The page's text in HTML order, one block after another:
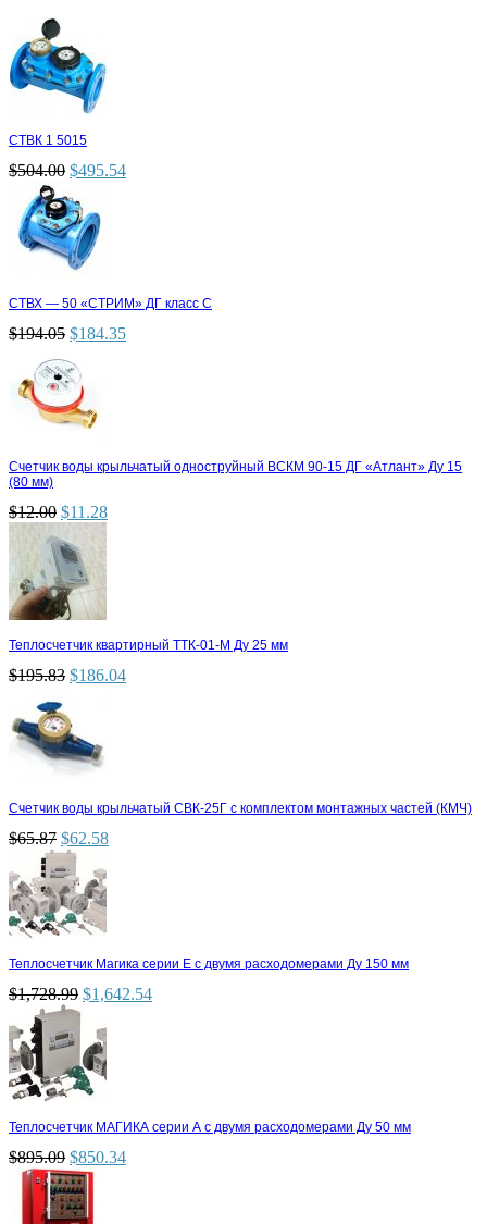
СТВК 1 5015
$504.00 $495.54
СТВХ — 50 «СТРИМ» ДГ класс С
$194.05 $184.35
Счетчик воды крыльчатый одноструйный ВСКМ 90-15 ДГ «Атлант» Ду 15
(80 мм)
$12.00 $11.28
Теплосчетчик квартирный ТТК-01-М Ду 25 мм
$195.83 $186.04
Счетчик воды крыльчатый СВК-25Г с комплектом монтажных частей (КМЧ)
$65.87 $62.58
Теплосчетчик Магика серии Е с двумя расходомерами Ду 150 мм
$1,728.99 $1,642.54
Теплосчетчик МАГИКА серии А с двумя расходомерами Ду 50 мм
$895.09 $850.34